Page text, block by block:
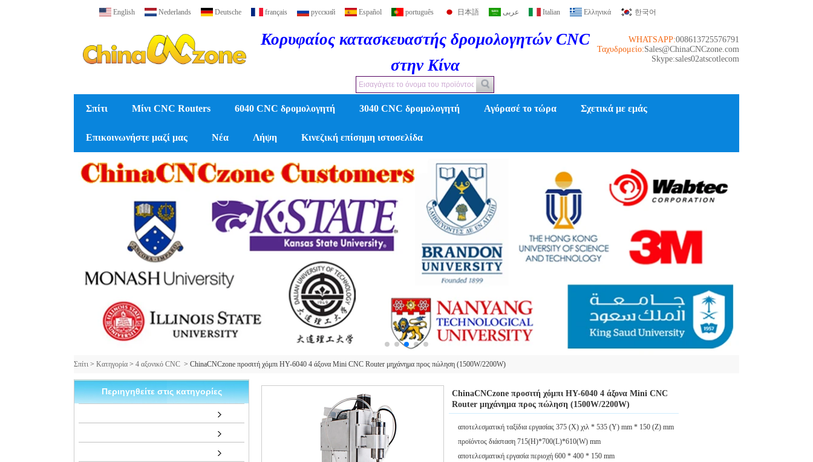
English Nederlands Deutsche français русский Español português 日本語 عربى Italian Ελληνικά 한국어
Κορυφαίος κατασκευαστής δρομολογητών CNC
στην Κίνα
008613725576791
WHATSAPP:
Sales@ChinaCNCzone.com
Ταχυδρομείο:
Skype:sales02atscotlecom
Σπίτι Μίνι CNC Routers 6040 CNC δρομολογητή 3040 CNC δρομολογητή Αγόρασέ το τώρα Σχετικά με εμάς
Επικοινωνήστε μαζί μας Νέα Λήψη Κινεζική επίσημη ιστοσελίδα
Σπίτι > Κατηγορία > 4 αξονικό CNC > ChinaCNCzone προσιτή χόμπι HY-6040 4 άξονα Mini CNC Router μηχάνημα προς πώληση (1500W/2200W)
Περιηγηθείτε στις κατηγορίες
ChinaCNCzone προσιτή χόμπι HY-6040 4 άξονα Mini CNC
Router μηχάνημα προς πώληση (1500W/2200W)
αποτελεσματική ταξίδια εργασίας 375 (Χ) χιλ * 535 (Υ) mm * 150 (Ζ) mm
προϊόντος διάσταση 715(H)*700(L)*610(W) mm
αποτελεσματική εργασία περιοχή 600 * 400 * 150 mm